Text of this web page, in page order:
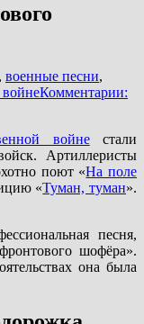
, военные песни,
Комментарии:
войнестали
Артиллеристы
поют «На поле
«Туман, туман».
песня,
шофёра».
она была